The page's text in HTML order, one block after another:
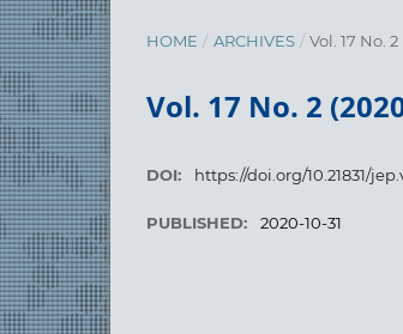
HOME / ARCHIVES / Vol. 17 No.
Vol. 17 No. 2
DOI: https://doi.org/10.21831/
PUBLISHED: 2020-10-31